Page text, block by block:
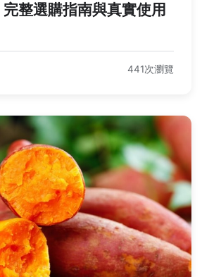
整選購指南與真實使用
441次瀏覽